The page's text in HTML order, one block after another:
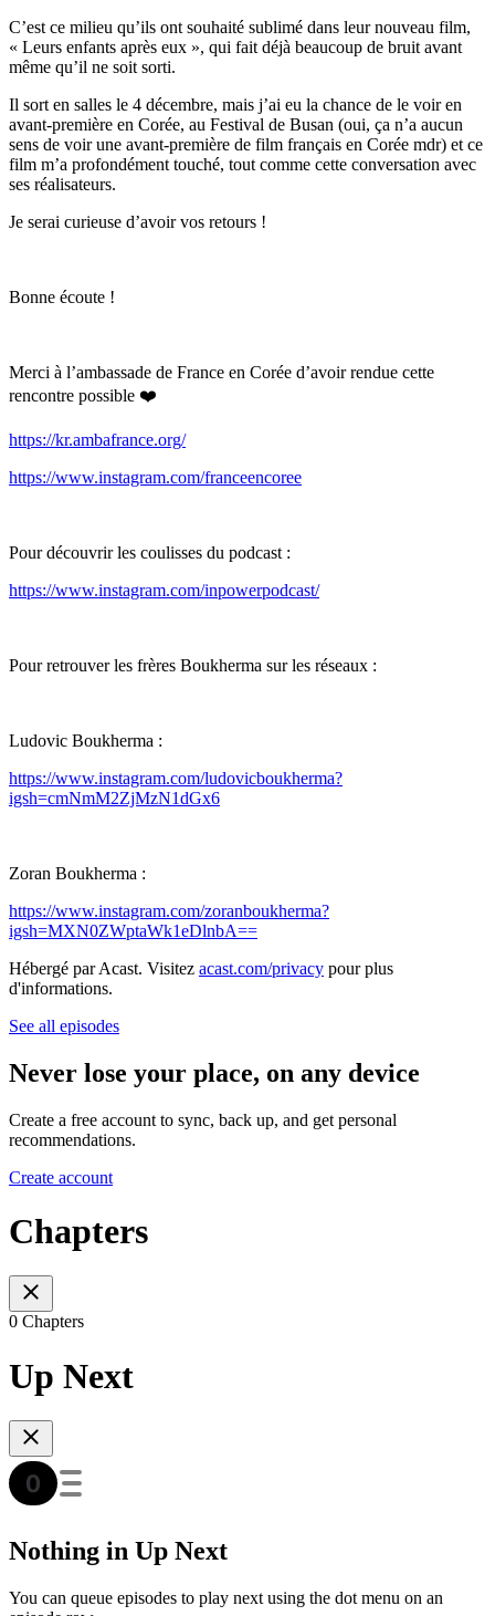
C’est ce milieu qu’ils ont souhaité sublimé dans leur nouveau film,
« Leurs enfants après eux », qui fait déjà beaucoup de bruit avant
même qu’il ne soit sorti.
Il sort en salles le 4 décembre, mais j’ai eu la chance de le voir en
avant-première en Corée, au Festival de Busan (oui, ça n’a aucun
sens de voir une avant-première de film français en Corée mdr) et ce
film m’a profondément touché, tout comme cette conversation avec
ses réalisateurs.
Je serai curieuse d’avoir vos retours !
Bonne écoute !
Merci à l’ambassade de France en Corée d’avoir rendue cette
rencontre possible ❤️
https://kr.ambafrance.org/
https://www.instagram.com/franceencoree
Pour découvrir les coulisses du podcast :
https://www.instagram.com/inpowerpodcast/
Pour retrouver les frères Boukherma sur les réseaux :
Ludovic Boukherma :
https://www.instagram.com/ludovicboukherma?
igsh=cmNmM2ZjMzN1dGx6
Zoran Boukherma :
https://www.instagram.com/zoranboukherma?
igsh=MXN0ZWptaWk1eDlnbA==
Hébergé par Acast. Visitez acast.com/privacy pour plus
d'informations.
See all episodes
Never lose your place, on any device
Create a free account to sync, back up, and get personal
recommendations.
Create account
Chapters
0 Chapters
Up Next
Nothing in Up Next
You can queue episodes to play next using the dot menu on an